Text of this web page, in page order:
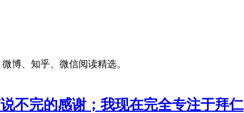
博、知乎、微信阅读精选。
不完的感谢；我现在完全专注于拜仁